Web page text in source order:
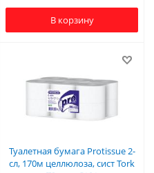
В корзину
Туалетная бумага Protissue 2-
сл, 170м целлюлоза, сист Tork